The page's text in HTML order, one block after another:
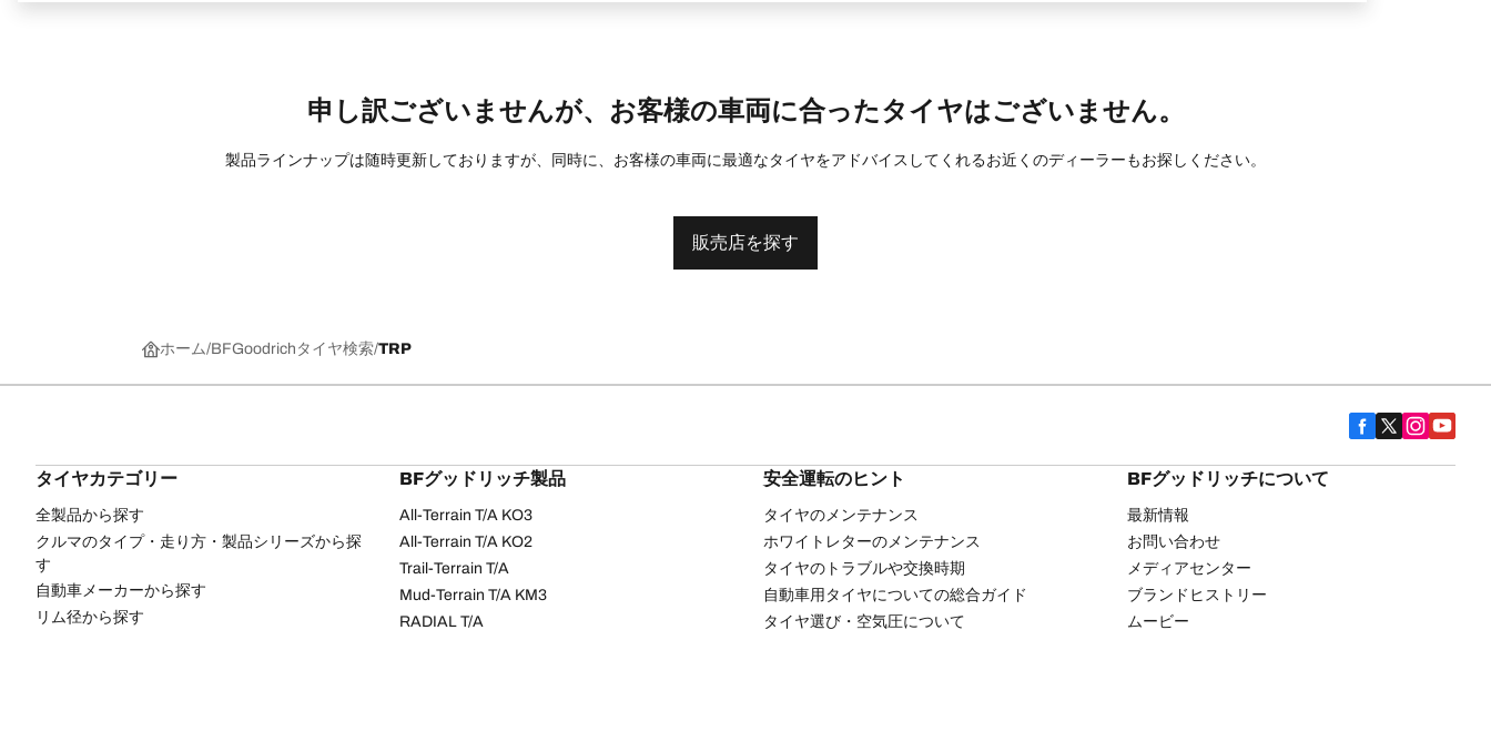
申し訳ございませんが、お客様の車両に合ったタイヤはございません。
製品ラインナップは随時更新しておりますが、同時に、お客様の車両に最適なタイヤをアドバイスしてくれるお近くのディーラーもお探しください。
販売店を探す
ホーム BFGoodrichタイヤ検索 TRP
タイヤカテゴリー
全製品から探す
クルマのタイプ・走り方・製品シリーズから探
す
自動車メーカーから探す
リム径から探す
BFグッドリッチ製品
All-Terrain T/A KO3
All-Terrain T/A KO2
Trail-Terrain T/A
Mud-Terrain T/A KM3
RADIAL T/A
安全運転のヒント
タイヤのメンテナンス
ホワイトレターのメンテナンス
タイヤのトラブルや交換時期
自動車用タイヤについての総合ガイド
タイヤ選び・空気圧について
BFグッドリッチについて
最新情報
お問い合わせ
メディアセンター
ブランドヒストリー
ムービー